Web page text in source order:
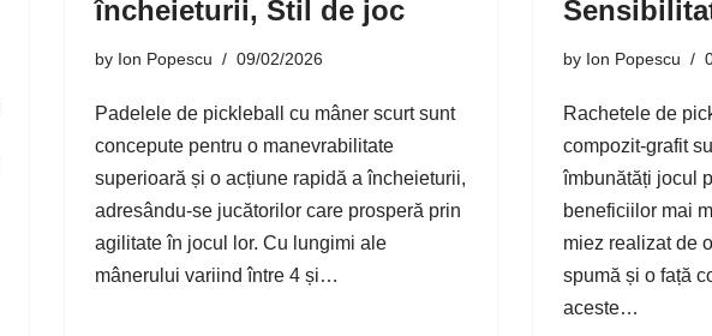
încheieturii, Stil de joc
by Ion Popescu 09/02/2026
Padelele de pickleball cu mâner scurt sunt
concepute pentru o manevrabilitate
superioară și o acțiune rapidă a încheieturii,
adresându-se jucătorilor care prosperă prin
agilitate în jocul lor. Cu lungimi ale
mânerului variind între 4 și…
by Ion Popescu
Rachetele de
compozit-grafit
îmbunătăți jocul
beneficiilor mai
miez realizat de
spumă și o față
aceste…